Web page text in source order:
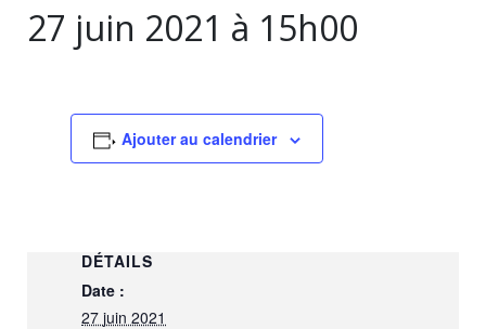
27 juin 2021 à 15h00
Ajouter au calendrier
DÉTAILS
Date :
27 juin 2021